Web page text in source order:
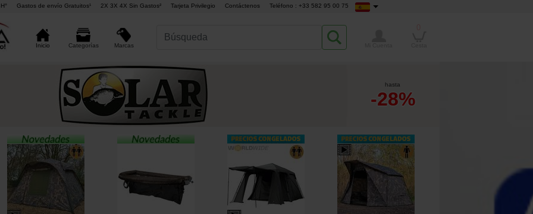
Gastos de envío Gratuitos¹ 2X 3X 4X Sin Gastos² Tarjeta Privilegio Contáctenos Teléfono : +33 582 95 00 75
Inicio Categorías Marcas
hasta
-28%